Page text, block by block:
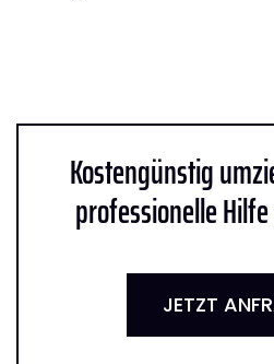
Kostengünstig
professionelle
JETZT